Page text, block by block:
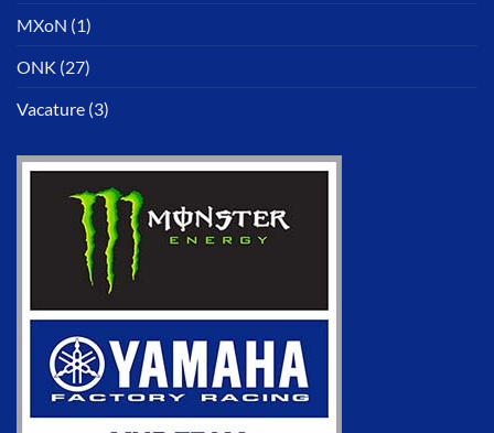
MXoN (1)
ONK (27)
Vacature (3)